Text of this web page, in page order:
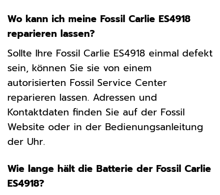
Wo kann ich meine Fossil Carlie ES4918
reparieren lassen?
Sollte Ihre Fossil Carlie ES4918 einmal defekt
sein, können Sie sie von einem
autorisierten Fossil Service Center
reparieren lassen. Adressen und
Kontaktdaten finden Sie auf der Fossil
Website oder in der Bedienungsanleitung
der Uhr.
Wie lange hält die Batterie der Fossil Carlie
ES4918?